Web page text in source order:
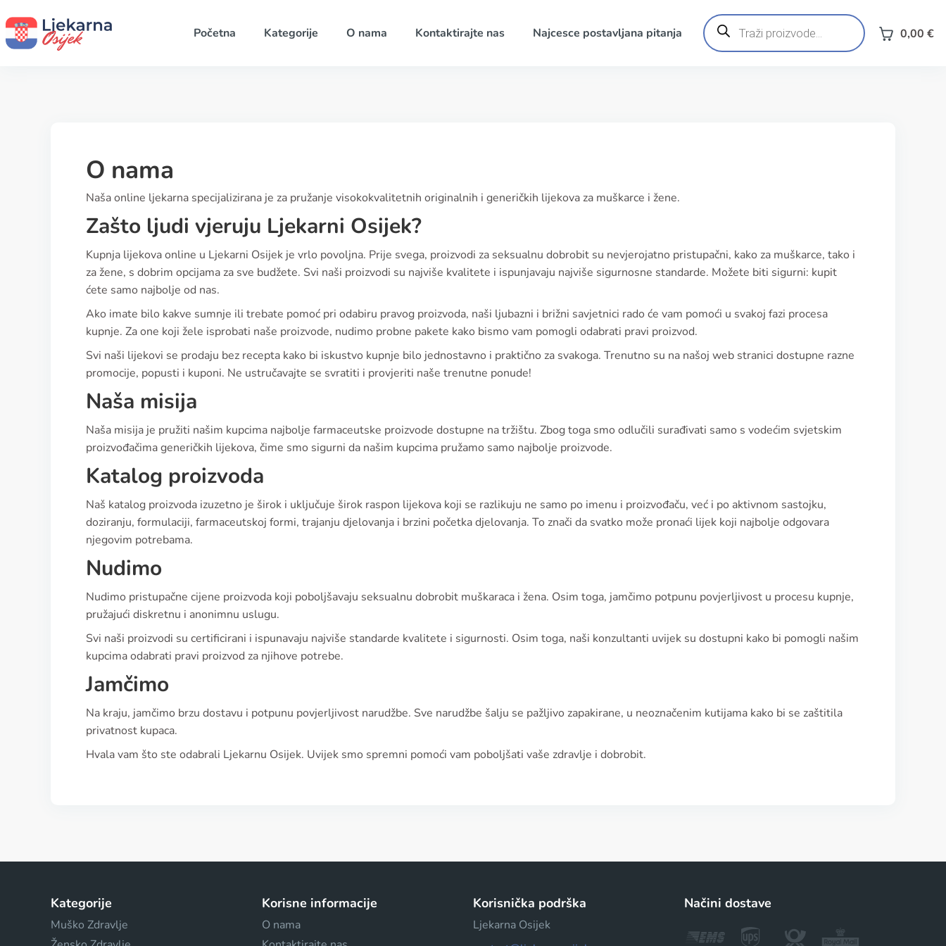
Početna Kategorije O nama Kontaktirajte nas Najcesce postavljana pitanja
Products
search 0,00 €
O nama
Naša online ljekarna specijalizirana je za pružanje visokokvalitetnih originalnih i generičkih lijekova za muškarce i žene.
Zašto ljudi vjeruju Ljekarni Osijek?
Kupnja lijekova online u Ljekarni Osijek je vrlo povoljna. Prije svega, proizvodi za seksualnu dobrobit su nevjerojatno pristupačni, kako za muškarce, tako i
za žene, s dobrim opcijama za sve budžete. Svi naši proizvodi su najviše kvalitete i ispunjavaju najviše sigurnosne standarde. Možete biti sigurni: kupit
ćete samo najbolje od nas.
Ako imate bilo kakve sumnje ili trebate pomoć pri odabiru pravog proizvoda, naši ljubazni i brižni savjetnici rado će vam pomoći u svakoj fazi procesa
kupnje. Za one koji žele isprobati naše proizvode, nudimo probne pakete kako bismo vam pomogli odabrati pravi proizvod.
Svi naši lijekovi se prodaju bez recepta kako bi iskustvo kupnje bilo jednostavno i praktično za svakoga. Trenutno su na našoj web stranici dostupne razne
promocije, popusti i kuponi. Ne ustručavajte se svratiti i provjeriti naše trenutne ponude!
Naša misija
Naša misija je pružiti našim kupcima najbolje farmaceutske proizvode dostupne na tržištu. Zbog toga smo odlučili surađivati samo s vodećim svjetskim
proizvođačima generičkih lijekova, čime smo sigurni da našim kupcima pružamo samo najbolje proizvode.
Katalog proizvoda
Naš katalog proizvoda izuzetno je širok i uključuje širok raspon lijekova koji se razlikuju ne samo po imenu i proizvođaču, već i po aktivnom sastojku,
doziranju, formulaciji, farmaceutskoj formi, trajanju djelovanja i brzini početka djelovanja. To znači da svatko može pronaći lijek koji najbolje odgovara
njegovim potrebama.
Nudimo
Nudimo pristupačne cijene proizvoda koji poboljšavaju seksualnu dobrobit muškaraca i žena. Osim toga, jamčimo potpunu povjerljivost u procesu kupnje,
pružajući diskretnu i anonimnu uslugu.
Svi naši proizvodi su certificirani i ispunavaju najviše standarde kvalitete i sigurnosti. Osim toga, naši konzultanti uvijek su dostupni kako bi pomogli našim
kupcima odabrati pravi proizvod za njihove potrebe.
Jamčimo
Na kraju, jamčimo brzu dostavu i potpunu povjerljivost narudžbe. Sve narudžbe šalju se pažljivo zapakirane, u neoznačenim kutijama kako bi se zaštitila
privatnost kupaca.
Hvala vam što ste odabrali Ljekarnu Osijek. Uvijek smo spremni pomoći vam poboljšati vaše zdravlje i dobrobit.
Kategorije
Muško Zdravlje
Korisne informacije
O nama
Korisnička podrška
Ljekarna Osijek
Načini dostave